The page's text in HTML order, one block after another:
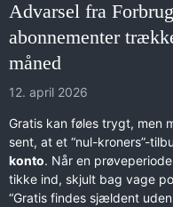
Advarsel fra
abonnementer
måned
12. april 2026
Gratis kan føles trygt, men
sent, at et “nul-kroners”-
konto. Når en
tikke ind, skjult bag vage
“Gratis findes sjældent